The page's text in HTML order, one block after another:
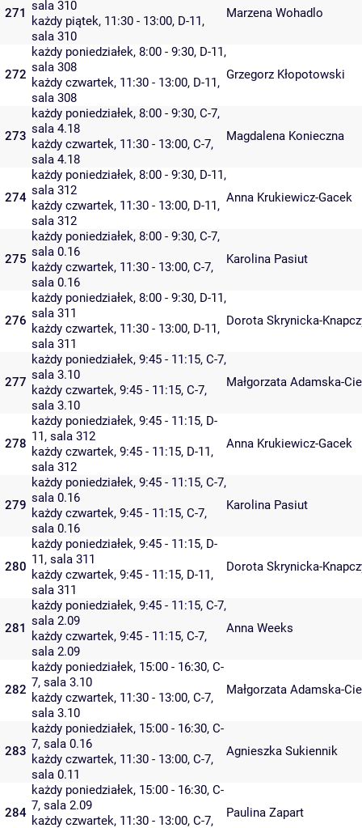
271 sala 310
każdy piątek, 11:30 - 13:00, D-11,
sala 310
Marzena Wohadlo
272
każdy poniedziałek, 8:00 - 9:30, D-11,
sala 308
każdy czwartek, 11:30 - 13:00, D-11,
sala 308
Grzegorz Kłopotowski
273
każdy poniedziałek, 8:00 - 9:30, C-7,
sala 4.18
każdy czwartek, 11:30 - 13:00, C-7,
sala 4.18
Magdalena Konieczna
274
każdy poniedziałek, 8:00 - 9:30, D-11,
sala 312
każdy czwartek, 11:30 - 13:00, D-11,
sala 312
Anna Krukiewicz-Gacek
275
każdy poniedziałek, 8:00 - 9:30, C-7,
sala 0.16
każdy czwartek, 11:30 - 13:00, C-7,
sala 0.16
Karolina Pasiut
276
każdy poniedziałek, 8:00 - 9:30, D-11,
sala 311
każdy czwartek, 11:30 - 13:00, D-11,
sala 311
Dorota Skrynicka-
277
każdy poniedziałek, 9:45 - 11:15, C-7,
sala 3.10
każdy czwartek, 9:45 - 11:15, C-7,
sala 3.10
Małgorzata Adamska-
278
każdy poniedziałek, 9:45 - 11:15, D-
11, sala 312
każdy czwartek, 9:45 - 11:15, D-11,
sala 312
Anna Krukiewicz-Gacek
279
każdy poniedziałek, 9:45 - 11:15, C-7,
sala 0.16
każdy czwartek, 9:45 - 11:15, C-7,
sala 0.16
Karolina Pasiut
280
każdy poniedziałek, 9:45 - 11:15, D-
11, sala 311
każdy czwartek, 9:45 - 11:15, D-11,
sala 311
Dorota Skrynicka-
281
każdy poniedziałek, 9:45 - 11:15, C-7,
sala 2.09
każdy czwartek, 9:45 - 11:15, C-7,
sala 2.09
Anna Weeks
282
każdy poniedziałek, 15:00 - 16:30, C-
7, sala 3.10
każdy czwartek, 11:30 - 13:00, C-7,
sala 3.10
Małgorzata Adamska-
283
każdy poniedziałek, 15:00 - 16:30, C-
7, sala 0.16
każdy czwartek, 11:30 - 13:00, C-7,
sala 0.11
Agnieszka Sukiennik
284
każdy poniedziałek, 15:00 - 16:30, C-
7, sala 2.09
każdy czwartek, 11:30 - 13:00, C-7,
Paulina Zapart